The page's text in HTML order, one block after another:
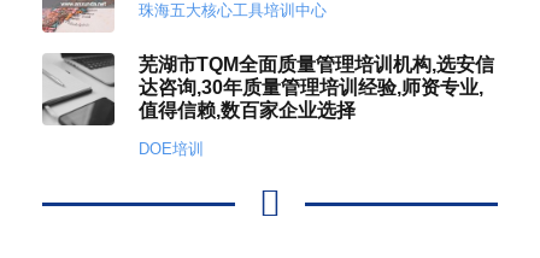
珠海五大核心工具培训中心
芜湖市TQM全面质量管理培训机构,选安信
达咨询,30年质量管理培训经验,师资专业,
值得信赖,数百家企业选择
DOE培训